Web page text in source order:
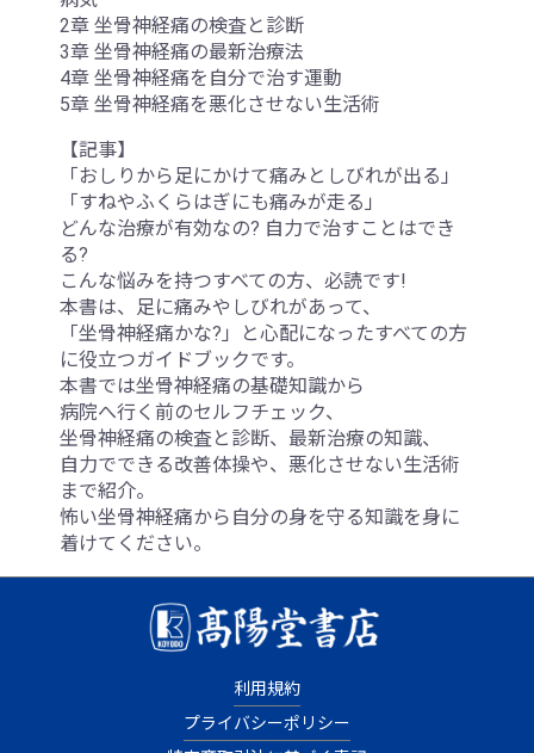
2章 坐骨神経痛の検査と診断
3章 坐骨神経痛の最新治療法
4章 坐骨神経痛を自分で治す運動
5章 坐骨神経痛を悪化させない生活術
【記事】
「おしりから足にかけて痛みとしびれが出る」
「すねやふくらはぎにも痛みが走る」
どんな治療が有効なの? 自力で治すことはでき
る?
こんな悩みを持つすべての方、必読です!
本書は、足に痛みやしびれがあって、
「坐骨神経痛かな?」と心配になったすべての方
に役立つガイドブックです。
本書では坐骨神経痛の基礎知識から
病院へ行く前のセルフチェック、
坐骨神経痛の検査と診断、最新治療の知識、
自力でできる改善体操や、悪化させない生活術
まで紹介。
怖い坐骨神経痛から自分の身を守る知識を身に
着けてください。
利用規約
プライバシーポリシー